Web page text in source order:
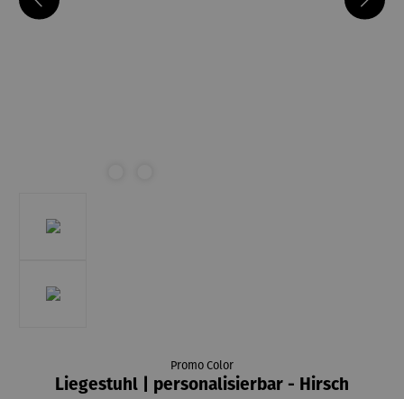
Promo Color
Liegestuhl | personalisierbar - Hirsch